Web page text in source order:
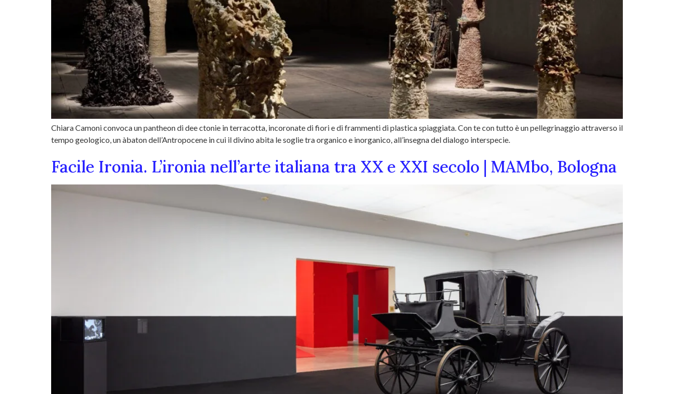
Chiara Camoni convoca un pantheon di dee ctonie in terracotta, incoronate di fiori e di frammenti di plastica spiaggiata. Con te con tutto è un pellegrinaggio attraverso il
tempo geologico, un àbaton dell’Antropocene in cui il divino abita le soglie tra organico e inorganico, all’insegna del dialogo interspecie.
Facile Ironia. L’ironia nell’arte italiana tra XX e XXI secolo | MAMbo, Bologna